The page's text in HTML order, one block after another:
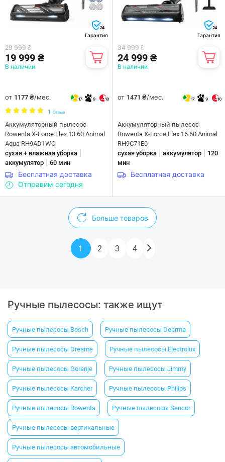
24
Гарантия
29 999 ₴
19 999 ₴
В наличии
от 1177 ₴/мес. 17 9 10
1 Отзыв
Аккумуляторный пылесос
Rowenta X-Force Flex 13.60 Animal
Aqua RH9AD1WO
сухая + влажная уборка
аккумулятор 60 мин
Бесплатная доставка
Отправим сегодня
24
Гарантия
34 999 ₴
24 999 ₴
В наличии
от 1471 ₴/мес. 17 9 10
Аккумуляторный пылесос
Rowenta X-Force Flex 16.60 Animal
RH9C71E0
сухая уборка
аккумулятор
120
мин
Бесплатная доставка
Больше товаров
1 2 3 4
Ручные пылесосы: также ищут
Ручные пылесосы Bosch Ручные пылесосы Deerma
Ручные пылесосы Dreame Ручные пылесосы Electrolux
Ручные пылесосы Gorenje Ручные пылесосы Jimmy
Ручные пылесосы Karcher Ручные пылесосы Philips
Ручные пылесосы Rowenta Ручные пылесосы Sencor
Ручные пылесосы вертикальные
Ручные пылесосы автомобильные